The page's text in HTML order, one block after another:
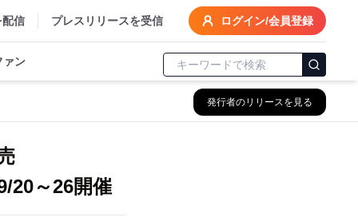
配信 プレスリリースを受信 ログイン/会員登録
ァン
発行者のリリースを見る
20～26開催